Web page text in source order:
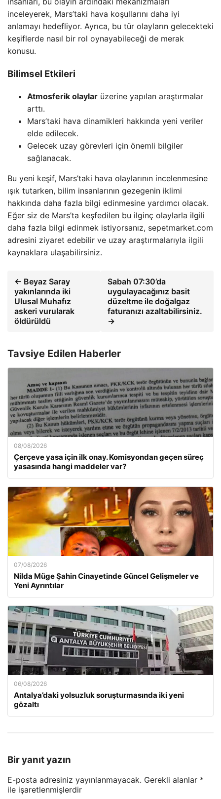
inceleyerek, Mars’taki hava koşullarını daha iyi
anlamayı hedefliyor. Ayrıca, bu tür olayların gelecekteki
keşiflerde nasıl bir rol oynayabileceği de merak
konusu.
Bilimsel Etkileri
Atmosferik olaylar üzerine yapılan araştırmalar
arttı.
Mars’taki hava dinamikleri hakkında yeni veriler
elde edilecek.
Gelecek uzay görevleri için önemli bilgiler
sağlanacak.
Bu yeni keşif, Mars’taki hava olaylarının incelenmesine
ışık tutarken, bilim insanlarının gezegenin iklimi
hakkında daha fazla bilgi edinmesine yardımcı olacak.
Eğer siz de Mars’ta keşfedilen bu ilginç olaylarla ilgili
daha fazla bilgi edinmek istiyorsanız, sepetmarket.com
adresini ziyaret edebilir ve uzay araştırmalarıyla ilgili
kaynaklara ulaşabilirsiniz.
← Beyaz Saray
yakınlarında iki
Ulusal Muhafız
askeri vurularak
öldürüldü
Sabah 07:30’da
uygulayacağınız basit
düzeltme ile doğalgaz
faturanızı azaltabilirsiniz.
→
Tavsiye Edilen Haberler
08/08/2026
Çerçeve yasa için ilk onay. Komisyondan geçen süreç
yasasında hangi maddeler var?
07/08/2026
Nilda Müge Şahin Cinayetinde Güncel Gelişmeler ve
Yeni Ayrıntılar
06/08/2026
Antalya’daki yolsuzluk soruşturmasında iki yeni
gözaltı
Bir yanıt yazın
E-posta adresiniz yayınlanmayacak. Gerekli alanlar *
ile işaretlenmişlerdir